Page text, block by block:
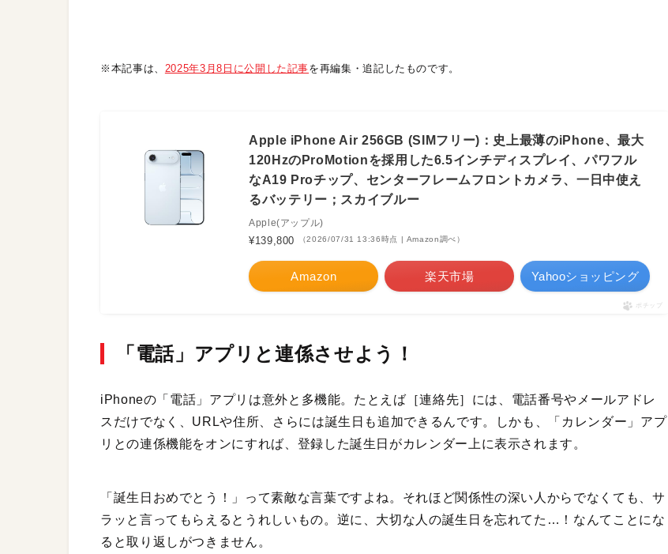
※本記事は、 2025年3月8日に公開した記事を再編集・追記したものです。
Apple iPhone Air 256GB (SIMフリー)：史上最薄のiPhone、最大
120HzのProMotionを採用した6.5インチディスプレイ、パワフル
なA19 Proチップ、センターフレームフロントカメラ、一日中使え
るバッテリー；スカイブルー
Apple(アップル)
¥139,800 （2026/07/31 13:36時点 | Amazon調べ）
Amazon 楽天市場 Yahooショッピング
ポチップ
「電話」アプリと連係させよう！
iPhoneの「電話」アプリは意外と多機能。たとえば［連絡先］には、電話番号やメールアドレ
スだけでなく、URLや住所、さらには誕生日も追加できるんです。しかも、「カレンダー」アプ
リとの連係機能をオンにすれば、登録した誕生日がカレンダー上に表示されます。
「誕生日おめでとう！」って素敵な言葉ですよね。それほど関係性の深い人からでなくても、サ
ラッと言ってもらえるとうれしいもの。逆に、大切な人の誕生日を忘れてた…！なんてことにな
ると取り返しがつきません。